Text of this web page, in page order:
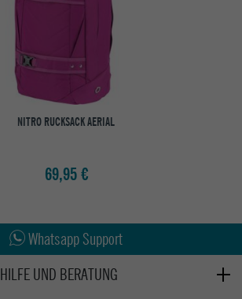
NITRO RUCKSACK AERIAL
69,95 €
Whatsapp Support
HILFE UND BERATUNG